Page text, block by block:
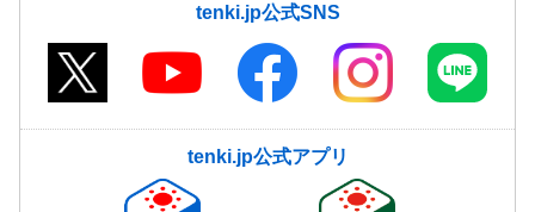
tenki.jp公式SNS
tenki.jp公式アプリ